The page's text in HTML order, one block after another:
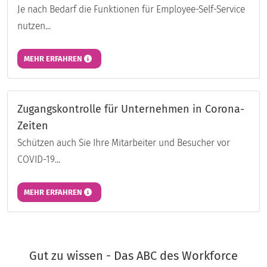
Je nach Bedarf die Funktionen für Employee-Self-Service
nutzen...
MEHR ERFAHREN
Zugangskontrolle für Unternehmen in Corona-
Zeiten
Schützen auch Sie Ihre Mitarbeiter und Besucher vor
COVID-19...
MEHR ERFAHREN
Gut zu wissen - Das ABC des Workforce